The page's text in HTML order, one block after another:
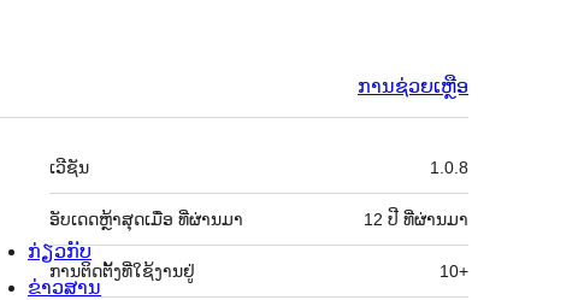
ການຊ່ວຍເຫຼືອ
ຂໍ້ມູນ
ກຳກັບ
(Meta)
ເວີຊັນ 1.0.8
ອັບເດດຫຼ້າສຸດເມື່ອ 12 ປີ ທີ່ຜ່ານມາ
ທີ່ຜ່ານມາ
ການຕິດຕັ້ງທີ່ໃຊ້ງານຢູ່ 10+
ກ່ຽວກັບ
ຂ່າວສານ